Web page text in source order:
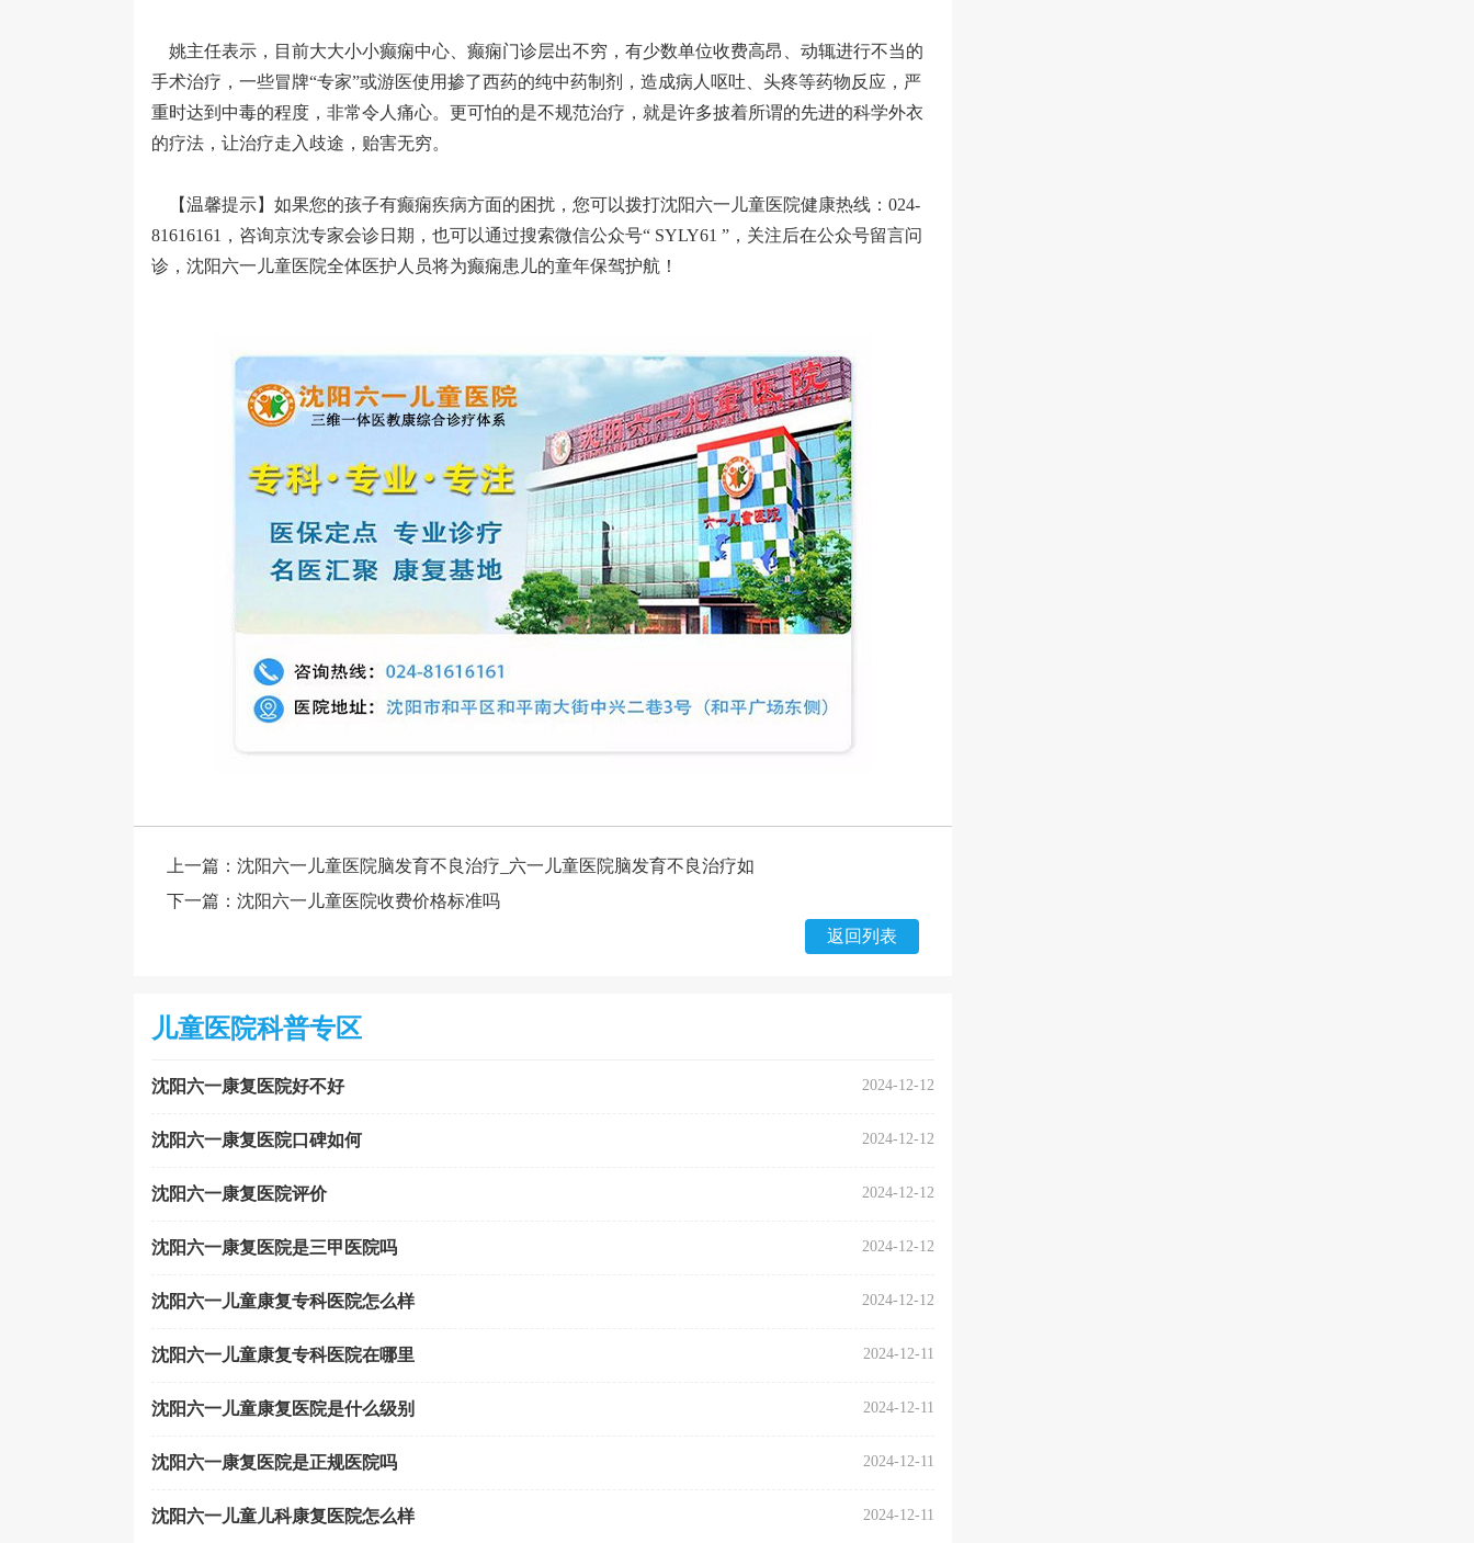
姚主任表示，目前大大小小癫痫中心、癫痫门诊层出不穷，有少数单位收费高昂、动辄进行不当的
手术治疗，一些冒牌“专家”或游医使用掺了西药的纯中药制剂，造成病人呕吐、头疼等药物反应，严
重时达到中毒的程度，非常令人痛心。更可怕的是不规范治疗，就是许多披着所谓的先进的科学外衣
的疗法，让治疗走入歧途，贻害无穷。
【温馨提示】如果您的孩子有癫痫疾病方面的困扰，您可以拨打沈阳六一儿童医院健康热线：024-
81616161，咨询京沈专家会诊日期，也可以通过搜索微信公众号“ SYLY61 ”，关注后在公众号留言问
诊，沈阳六一儿童医院全体医护人员将为癫痫患儿的童年保驾护航！
上一篇： 沈阳六一儿童医院脑发育不良治疗_六一儿童医院脑发育不良治疗如
下一篇： 沈阳六一儿童医院收费价格标准吗
返回列表
儿童医院科普专区
2024-12-12
沈阳六一康复医院好不好
2024-12-12
沈阳六一康复医院口碑如何
2024-12-12
沈阳六一康复医院评价
2024-12-12
沈阳六一康复医院是三甲医院吗
2024-12-12
沈阳六一儿童康复专科医院怎么样
2024-12-11
沈阳六一儿童康复专科医院在哪里
2024-12-11
沈阳六一儿童康复医院是什么级别
2024-12-11
沈阳六一康复医院是正规医院吗
2024-12-11
沈阳六一儿童儿科康复医院怎么样